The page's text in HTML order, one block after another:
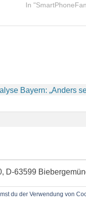
In
Bayern: „Anders
D-63599
du der Verwendung von